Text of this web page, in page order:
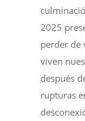
2025
perder de
viven
después
rupturas